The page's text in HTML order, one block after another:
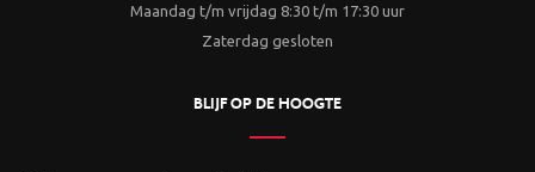
Maandag t/m vrijdag 8:30 t/m 17:30 uur
Zaterdag gesloten
BLIJF OP DE HOOGTE